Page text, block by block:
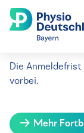
Die
vorbei.
Mehr